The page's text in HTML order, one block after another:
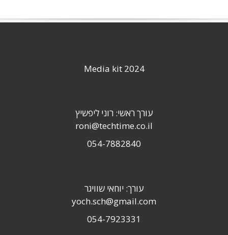
Media kit 2024
עורך ראשי: רוני ליפשיץ
roni@techtime.co.il
054-7882840
עורך: יוחאי שוויגר
yoch.sch@gmail.com
054-7923331